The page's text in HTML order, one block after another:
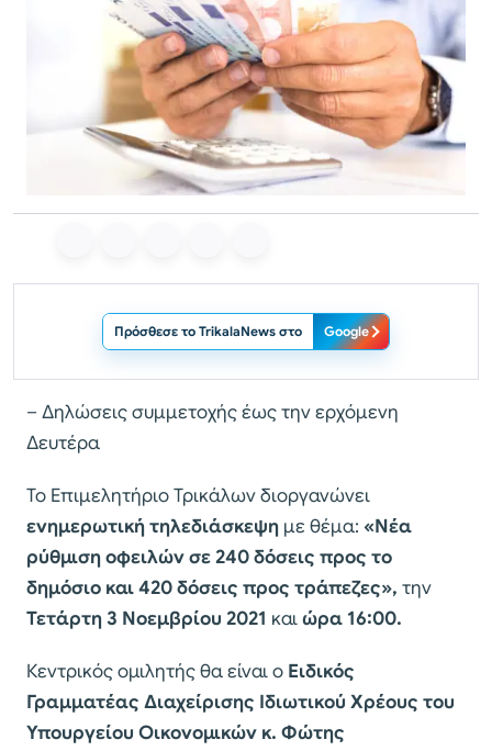
Πρόσθεσε το TrikalaNews στο Google
– Δηλώσεις συμμετοχής έως την ερχόμενη
Δευτέρα
Το Επιμελητήριο Τρικάλων διοργανώνει
ενημερωτική τηλεδιάσκεψη με θέμα: «Νέα
ρύθμιση οφειλών σε 240 δόσεις προς το
δημόσιο και 420 δόσεις προς τράπεζες», την
Τετάρτη 3 Νοεμβρίου 2021 καιώρα 16:00.
Κεντρικός ομιλητής θα είναι ο Ειδικός
Γραμματέας Διαχείρισης Ιδιωτικού Χρέους του
Υπουργείου Οικονομικών κ. Φώτης